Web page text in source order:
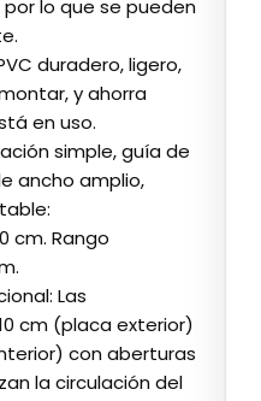
lo que se pueden
duradero, ligero,
y ahorra
en uso.
simple, guía de
ancho amplio,
cm. Rango
Las
cm (placa exterior)
con aberturas
la circulación del